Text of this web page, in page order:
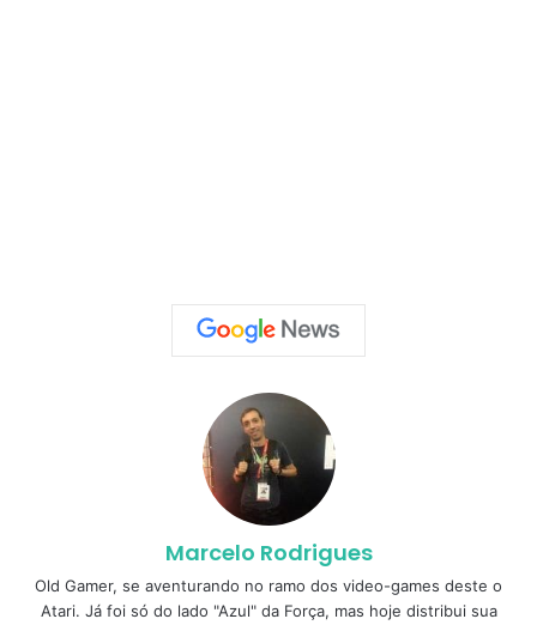
Marcelo Rodrigues
Old Gamer, se aventurando no ramo dos video-games deste o
Atari. Já foi só do lado "Azul" da Força, mas hoje distribui sua